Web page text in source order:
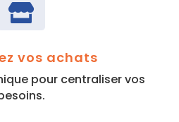

vos achats
pour centraliser vos